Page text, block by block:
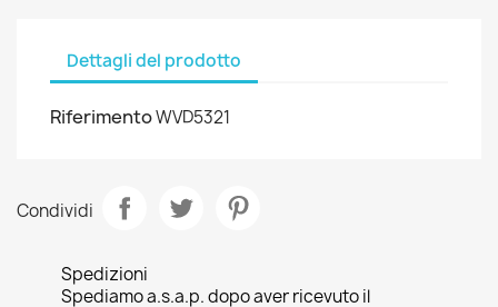
Dettagli del prodotto
RiferimentoWVD5321
Condividi
Spedizioni
Spediamo a.s.a.p. dopo aver ricevuto il